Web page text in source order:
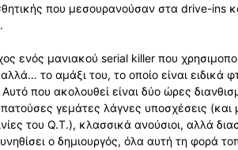
που μεσουρανούσαν στα drive-ins
ενός μανιακού serial killer που
το αμάξι του, το οποίο είναι ειδικά
που ακολουθεί είναι δύο ώρες
γεμάτες λάγνες υποσχέσεις (και
του Q.T.), κλασσικά ανούσιοι, αλλά
ο δημιουργός, όλα αυτή τη φορά